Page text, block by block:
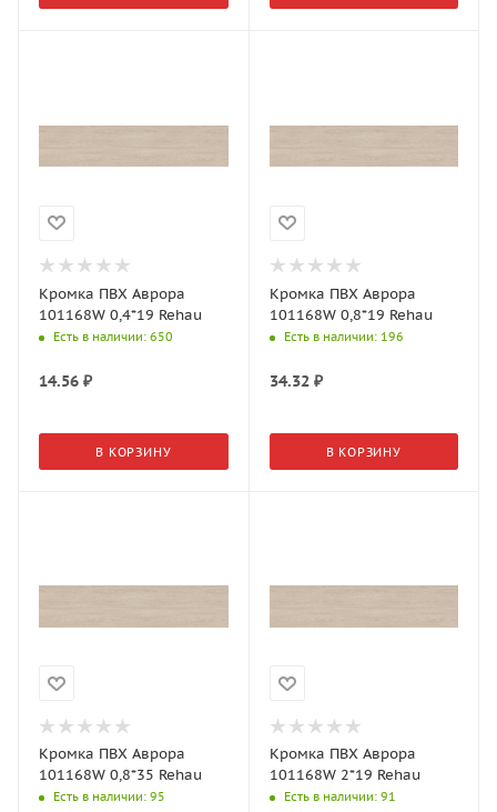
Кромка ПВХ Аврора
101168W 0,4*19 Rehau
Есть в наличии: 650
14.56 ₽
В КОРЗИНУ
Кромка ПВХ Аврора
101168W 0,8*19 Rehau
Есть в наличии: 196
34.32₽
В КОРЗИНУ
Кромка ПВХ Аврора
101168W 0,8*35 Rehau
Есть в наличии: 95
Кромка ПВХ Аврора
101168W 2*19 Rehau
Есть в наличии: 91